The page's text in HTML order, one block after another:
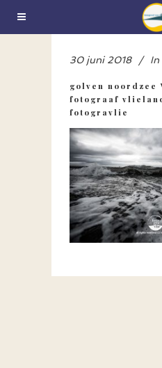
30 juni 2018 In
golven
fotograaf
fotogravlie